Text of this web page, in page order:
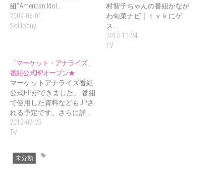
組"American Idol…
2009-06-01
Soliloquy
村智子ちゃんの番組かなが
わ旬菜ナビ｜ｔｖｋにゲ
ス…
2010-11-24
TV
「マーケット・アナライズ」
番組公式HPオープン★
マーケットアナライズ番組
公式HPができました。 番組
で使用した資料などもUPさ
れる予定です。さらに詳…
2012-07-23
TV
未分類